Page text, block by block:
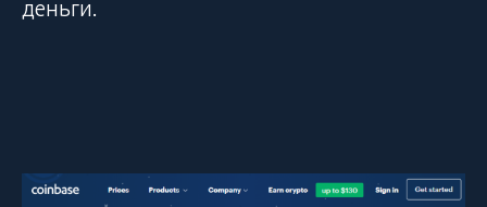
деньги.